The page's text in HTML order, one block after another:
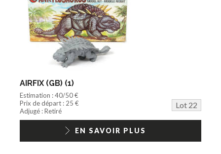
AIRFIX (GB) (1)
Estimation : 40/50 €
Prix de départ : 25 €
Lot 22
Adjugé : Retiré
EN SAVOIR PLUS